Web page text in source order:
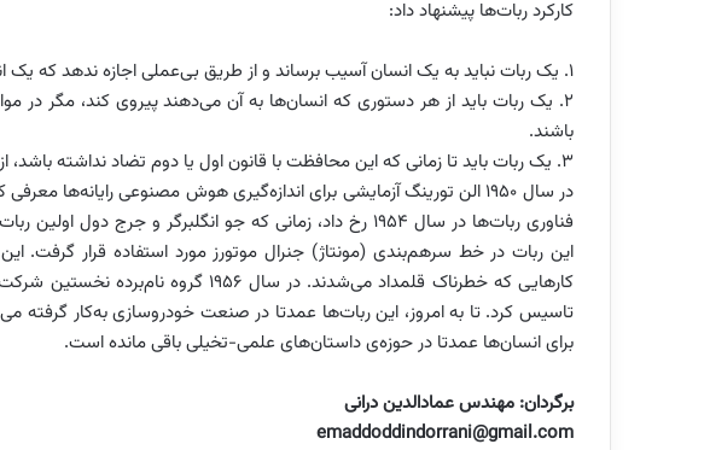
کارکرد ربات‌ها پیشنهاد داد:
1. یک ربات نباید به یک انسان آسیب برساند و از طریق بی‌عملی اجازه ندهد که یک انسان به خطر بیفتد.
۲. یک ربات باید از هر دستوری که انسان‌ها به آن می‌دهند پیروی کند، مگر در
باشند.
۳. یک ربات باید تا زمانی که این محافظت با قانون اول یا دوم تضاد نداشته باشد، از بقای خود مراقبت کند.
در سال ۱۹۵۰ الن تورینگ آزمایشی برای اندازه‌گیری هوش مصنوعی رایانه‌ها
این ربات در خط سرهم‌بندی (مونتاژ) جنرال موتورز مورد استفاده قرار گرفت.
تاسیس کرد. تا به امروز، این ربات‌ها عمدتا در صنعت خودروسازی به‌کار گرفته
برای انسان‌ها عمدتا در حوزه‌ی داستان‌های علمی-تخیلی باقی مانده است.
برگردان: مهندس عمادالدین درانی
emaddoddindorrani@gmail.com